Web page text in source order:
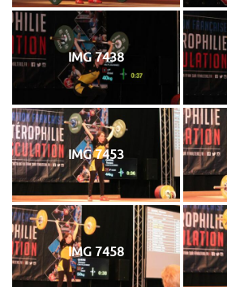
IMG 7438
IMG 7453
IMG 7458